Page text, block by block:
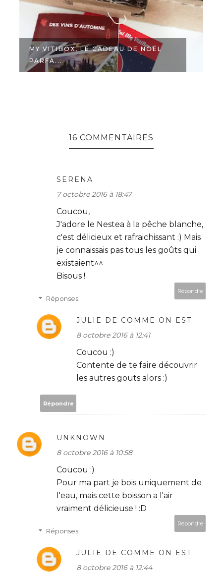
MY VITIBOX, LE CADEAU DE NOËL
PARFA...
16 COMMENTAIRES
SERENA
7 octobre 2016 à 18:47
Coucou,
J'adore le Nestea à la pêche blanche,
c'est délicieux et rafraichissant :) Mais
je connaissais pas tous les goûts qui
existaient^^
Bisous !
Répondre
Réponses
JULIE DE COMME ON EST
8 octobre 2016 à 12:41
Coucou :)
Contente de te faire découvrir
les autres gouts alors :)
Répondre
UNKNOWN
8 octobre 2016 à 10:58
Coucou :)
Pour ma part je bois uniquement de
l'eau, mais cette boisson a l'air
vraiment délicieuse ! :D
Répondre
Réponses
JULIE DE COMME ON EST
8 octobre 2016 à 12:44